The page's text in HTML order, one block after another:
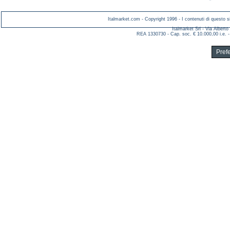
Italmarket.com - Copyright 1996 - I contenuti di questo
Italmarket Srl - Via Alberto
REA 1330730 - Cap. soc. € 10.000,00 i.e.